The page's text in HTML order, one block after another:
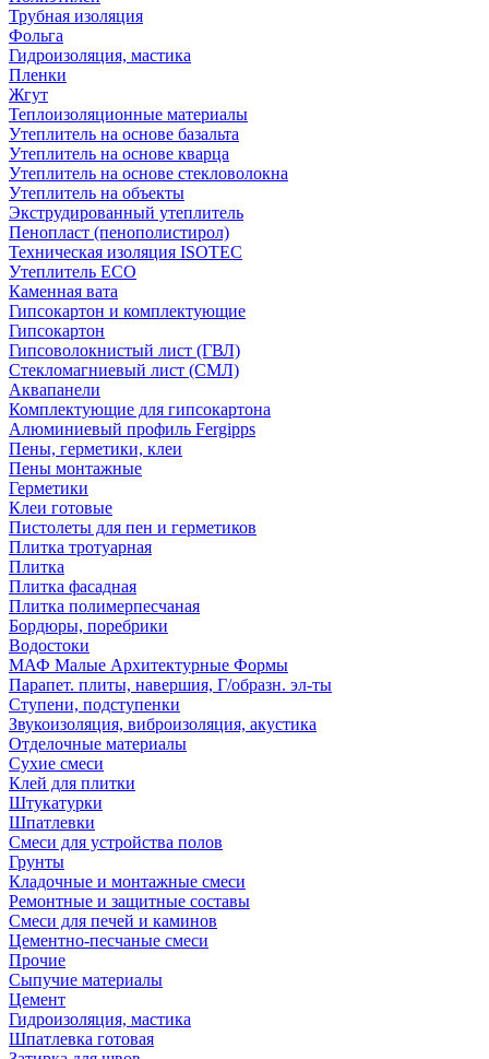
Трубная изоляция
Фольга
Гидроизоляция, мастика
Пленки
Жгут
Теплоизоляционные материалы
Утеплитель на основе базальта
Утеплитель на основе кварца
Утеплитель на основе стекловолокна
Утеплитель на объекты
Экструдированный утеплитель
Пенопласт (пенополистирол)
Техническая изоляция ISOTEC
Утеплитель ECO
Каменная вата
Гипсокартон и комплектующие
Гипсокартон
Гипсоволокнистый лист (ГВЛ)
Стекломагниевый лист (СМЛ)
Аквапанели
Комплектующие для гипсокартона
Алюминиевый профиль Fergipps
Пены, герметики, клеи
Пены монтажные
Герметики
Клеи готовые
Пистолеты для пен и герметиков
Плитка тротуарная
Плитка
Плитка фасадная
Плитка полимерпесчаная
Бордюры, поребрики
Водостоки
МАФ Малые Архитектурные Формы
Парапет. плиты, навершия, Г/образн. эл-ты
Ступени, подступенки
Звукоизоляция, виброизоляция, акустика
Отделочные материалы
Сухие смеси
Клей для плитки
Штукатурки
Шпатлевки
Смеси для устройства полов
Грунты
Кладочные и монтажные смеси
Ремонтные и защитные составы
Смеси для печей и каминов
Цементно-песчаные смеси
Прочие
Сыпучие материалы
Цемент
Гидроизоляция, мастика
Шпатлевка готовая